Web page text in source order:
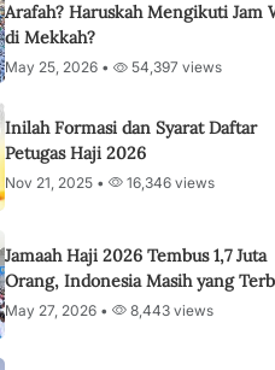
Arafah? Haruskah Mengikuti Jam
di Mekkah?
May 25, 2026 • 54,397 views
Inilah Formasi dan Syarat Daftar
Petugas Haji 2026
Nov 21, 2025 • 16,346 views
Jamaah Haji 2026 Tembus 1,7 Juta
Orang, Indonesia Masih yang
May 27, 2026 • 8,443 views